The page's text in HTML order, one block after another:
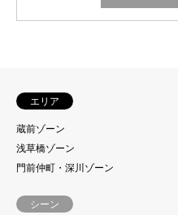
エリア
蔵前ゾーン
浅草橋ゾーン
門前仲町・深川ゾーン
シーン